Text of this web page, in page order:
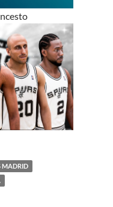
MADRID